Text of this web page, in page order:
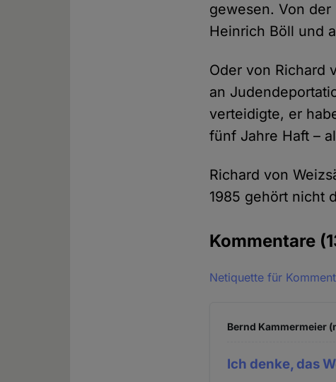
gewesen. Von der
Heinrich Böll und
Oder von Richard
an
verteidigte, er
fünf Jahre Haft –
Richard von
1985 gehört nicht
Kommentare
Netiquette für
Bernd Kammermeier
Ich denke, das